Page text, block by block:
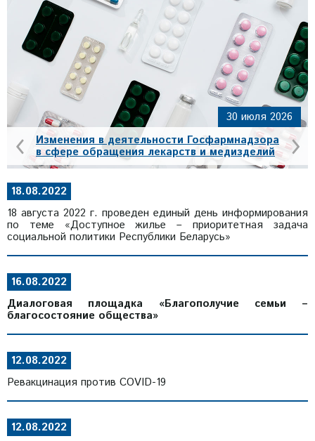
30 июля 2026
‹
Изменения в деятельности Госфармнадзора
в сфере обращения лекарств и медизделий
›
18.08.2022
18 августа 2022 г. проведен единый день информирования
по теме «Доступное жилье – приоритетная задача
социальной политики Республики Беларусь»
16.08.2022
Диалоговая площадка «Благополучие семьи –
благосостояние общества»
12.08.2022
Ревакцинация против COVID-19
12.08.2022